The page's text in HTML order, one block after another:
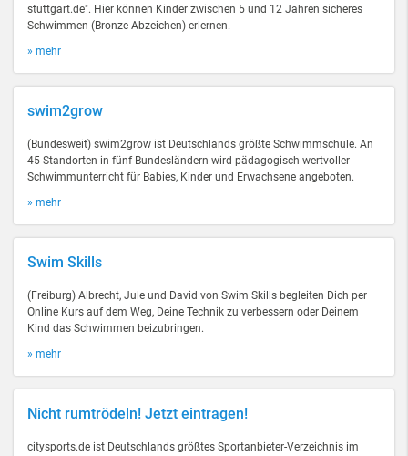
stuttgart.de". Hier können Kinder zwischen 5 und 12 Jahren sicheres
Schwimmen (Bronze-Abzeichen) erlernen.
» mehr
swim2grow
(Bundesweit) swim2grow ist Deutschlands größte Schwimmschule. An
45 Standorten in fünf Bundesländern wird pädagogisch wertvoller
Schwimmunterricht für Babies, Kinder und Erwachsene angeboten.
» mehr
Swim Skills
(Freiburg) Albrecht, Jule und David von Swim Skills begleiten Dich per
Online Kurs auf dem Weg, Deine Technik zu verbessern oder Deinem
Kind das Schwimmen beizubringen.
» mehr
Nicht rumtrödeln! Jetzt eintragen!
citysports.de ist Deutschlands größtes Sportanbieter-Verzeichnis im